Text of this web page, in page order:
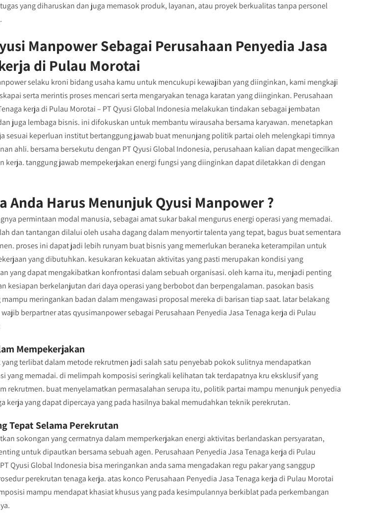
yang diharuskan dan juga memasok produk, layanan, atau proyek berkualitas tanpa personel
Manpower Sebagai Perusahaan Penyedia Jasa
di Pulau Morotai
selaku kroni bidang usaha kamu untuk mencukupi kewajiban yang diinginkan, kami mengkaji
serta merintis proses mencari serta mengaryakan tenaga karatan yang diinginkan. Perusahaan
kerja di Pulau Morotai – PT Qyusi Global Indonesia melakukan tindakan sebagai jembatan
juga lembaga bisnis. ini difokuskan untuk membantu wirausaha bersama karyawan. menetapkan
sesuai keperluan institut bertanggung jawab buat menunjang politik partai oleh melengkapi timnya
ahli. bersama bersekutu dengan PT Qyusi Global Indonesia, perusahaan kalian dapat mengecilkan
kerja. tanggung jawab mempekerjakan energi fungsi yang diinginkan dapat diletakkan di dengan
Anda Harus Menunjuk Qyusi Manpower ?
permintaan modal manusia, sebagai amat sukar bakal mengurus energi operasi yang memadai.
dan tantangan dilalui oleh usaha dagang dalam menyortir talenta yang tepat, bagus buat sementara
proses ini dapat jadi lebih runyam buat bisnis yang memerlukan beraneka keterampilan untuk
yang dibutuhkan. kesukaran kekuatan aktivitas yang pasti merupakan kondisi yang
yang dapat mengakibatkan konfrontasi dalam sebuah organisasi. oleh karna itu, menjadi penting
kesiapan berkelanjutan dari daya operasi yang berbobot dan berpengalaman. pasokan basis
meringankan badan dalam mengawasi proposal mereka di barisan tiap saat. latar belakang
berpartner atas qyusimanpower sebagai Perusahaan Penyedia Jasa Tenaga kerja di Pulau
Mempekerjakan
yang terlibat dalam metode rekrutmen jadi salah satu penyebab pokok sulitnya mendapatkan
yang memadai. di melimpah komposisi seringkali kelihatan tak terdapatnya kru eksklusif yang
rekrutmen. buat menyelamatkan permasalahan serupa itu, politik partai mampu menunjuk penyedia
kerja yang dapat dipercaya yang pada hasilnya bakal memudahkan teknik perekrutan.
Tepat Selama Perekrutan
sokongan yang cermatnya dalam memperkerjakan energi aktivitas berlandaskan persyaratan,
untuk dipautkan bersama sebuah agen. Perusahaan Penyedia Jasa Tenaga kerja di Pulau
Qyusi Global Indonesia bisa meringankan anda sama mengadakan regu pakar yang sanggup
perekrutan tenaga kerja. atas konco Perusahaan Penyedia Jasa Tenaga kerja di Pulau Morotai
mampu mendapat khasiat khusus yang pada kesimpulannya berkiblat pada perkembangan